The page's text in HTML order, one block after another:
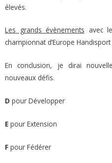
élevés.
Les grands évènements avec
championnat d’Europe
En conclusion, je dirai
nouveaux défis.
D pour Développer
E pour Extension
F pour Fédérer